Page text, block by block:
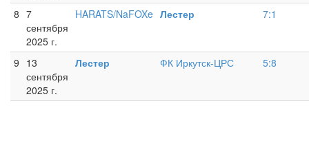
8 7
сентября
2025 г.
HARATS/NaFOXe Лестер 7:1
9 13
сентября
2025 г.
Лестер ФК Иркутск-ЦРС 5:8